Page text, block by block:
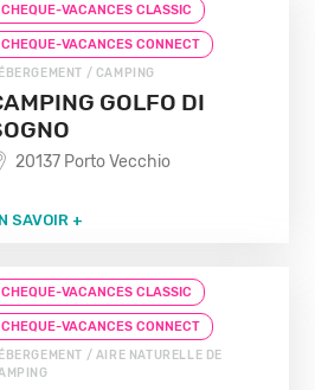
CHEQUE-VACANCES CLASSIC
CHEQUE-VACANCES CONNECT
/ CAMPING
GOLFO DI
20137 Porto Vecchio
SAVOIR +
CHEQUE-VACANCES CLASSIC
CHEQUE-VACANCES CONNECT
/ AIRE NATURELLE DE